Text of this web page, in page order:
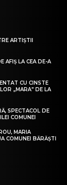
ARTIȘTII
AFIȘ LA CEA DE-A
CU CINSTE
„MARA” DE LA
SPECTACOL DE
COMUNEI
MARIA
COMUNEI BĂRĂȘTI